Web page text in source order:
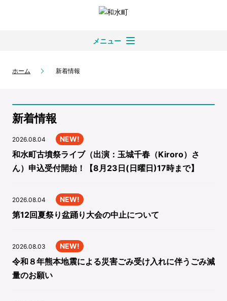
メニュー
ホーム 新着情報
新着情報
2026.08.04 NEW!
和水町古墳祭ライブ（出演：玉城千春（Kiroro）さ
ん）申込受付開始！【8月23日(日曜日)17時まで】
2026.08.04 NEW!
第12回夏祭り盆踊り大会の中止について
2026.08.03 NEW!
令和８年熊本地震による災害ごみ受け入れに伴うごみ減
量のお願い